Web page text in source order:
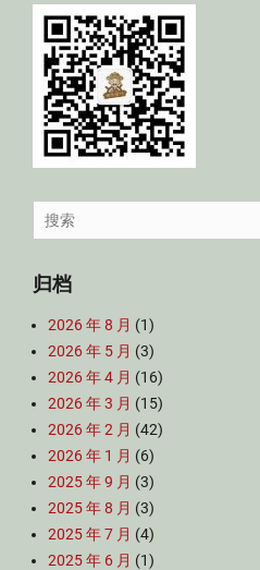
Search
for:
归档
2026 年 8 月 (1)
2026 年 5 月 (3)
2026 年 4 月 (16)
2026 年 3 月 (15)
2026 年 2 月 (42)
2026 年 1 月 (6)
2025 年 9 月 (3)
2025 年 8 月 (3)
2025 年 7 月 (4)
2025 年 6 月 (1)